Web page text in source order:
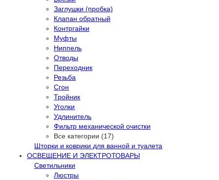
Заглушки (пробка)
Клапан обратный
Контргайки
Муфты
Ниппель
Отводы
Переходник
Резьба
Сгон
Тройник
Уголки
Удлинитель
Фильтр механической очистки
Все категории (17)
Шторки и коврики для ванной и туалета
ОСВЕЩЕНИЕ И ЭЛЕКТРОТОВАРЫ
Светильники
Люстры